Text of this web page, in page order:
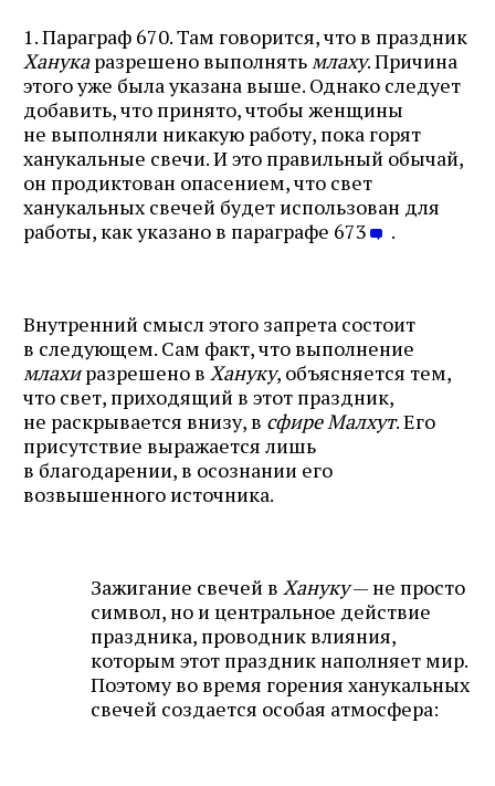
1. Параграф 670. Там говорится, что в праздник
Ханукаразрешено выполнять млаху. Причина
этого уже была указана выше. Однако следует
добавить, что принято, чтобы женщины
не выполняли никакую работу, пока горят
ханукальные свечи. И это правильный обычай,
он продиктован опасением, что свет
ханукальных свечей будет использован для
работы, как указано в параграфе 673
.
Внутренний смысл этого запрета состоит
в следующем. Сам факт, что выполнение
млахиразрешено в Хануку, объясняется тем,
что свет, приходящий в этот праздник,
не раскрывается внизу, в сфире Малхут. Его
присутствие выражается лишь
в благодарении, в осознании его
возвышенного источника.
Зажигание свечей в Хануку— не просто
символ, но и центральное действие
праздника, проводник влияния,
которым этот праздник наполняет мир.
Поэтому во время горения ханукальных
свечей создается особая атмосфера: